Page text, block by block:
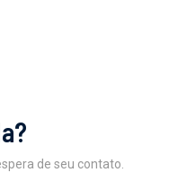
de seu contato.